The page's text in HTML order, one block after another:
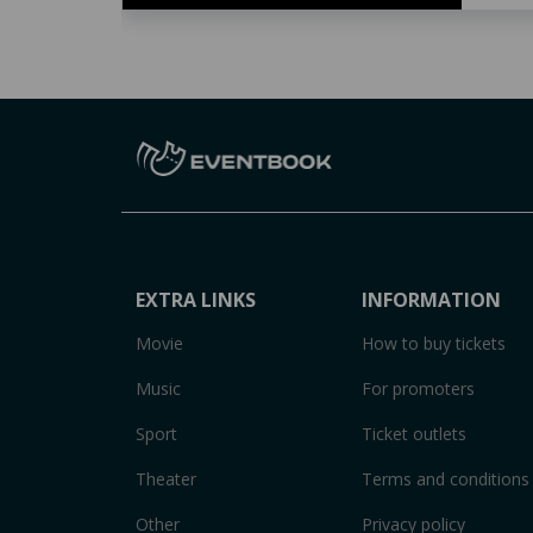
EXTRA LINKS
Movie
Music
Sport
Theater
Other
INFORMATION
How to buy tickets
For promoters
Ticket outlets
Terms and conditions
Privacy policy